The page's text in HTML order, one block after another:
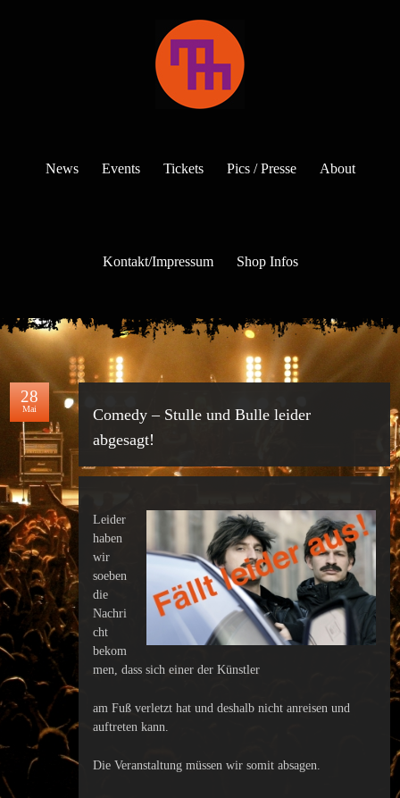
News Events Tickets Pics / Presse About
Kontakt/Impressum Shop Infos
28
Mai
Comedy – Stulle und Bulle leider
abgesagt!
Leider
haben
wir
soeben
die
Nachri
cht
bekom
men, dass sich einer der Künstler
am Fuß verletzt hat und deshalb nicht anreisen und
auftreten kann.
Die Veranstaltung müssen wir somit absagen.